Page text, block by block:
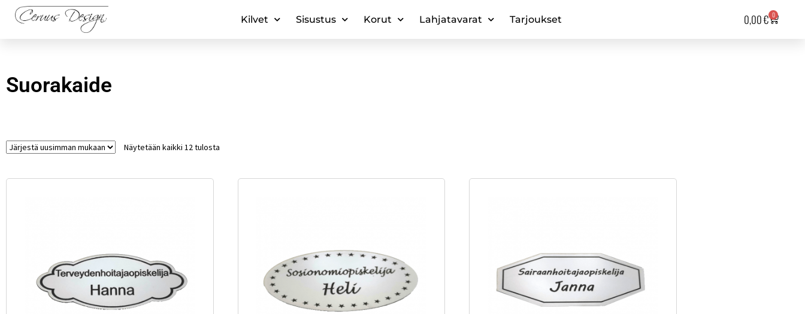
Kilvet Sisustus Korut Lahjatavarat Tarjoukset 0,00€ 0
Suorakaide
Näytetään kaikki 12 tulosta